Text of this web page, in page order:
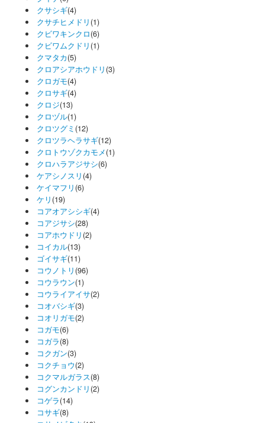
クサシギ(4)
クサチヒメドリ (1)
クビワキンクロ(6)
クビワムクドリ (1)
クマタカ(5)
クロアシアホウドリ (3)
クロガモ(4)
クロサギ(4)
クロジ(13)
クロヅル(1)
クロツグミ (12)
クロツラヘラサギ(12)
クロトウゾクカモメ(1)
クロハラアジサシ(6)
ケアシノスリ (4)
ケイマフリ (6)
ケリ (19)
コアオアシシギ(4)
コアジサシ(28)
コアホウドリ (2)
コイカル(13)
ゴイサギ(11)
コウノトリ (96)
コウラウン(1)
コウライアイサ(2)
コオバシギ(3)
コオリガモ(2)
コガモ(6)
コガラ(8)
コクガン(3)
コクチョウ(2)
コクマルガラス(8)
コグンカンドリ (2)
コゲラ(14)
コサギ(8)